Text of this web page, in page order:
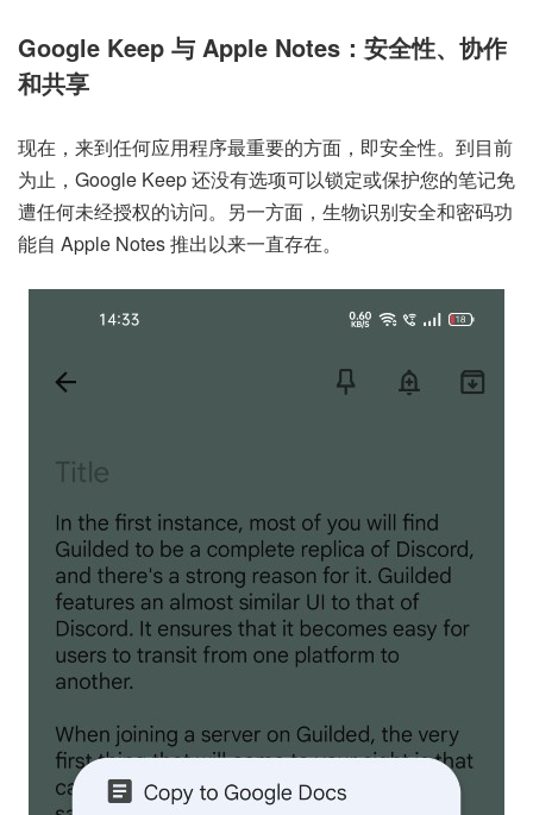
Google Keep 与 Apple Notes：安全性、协作
和共享
现在，来到任何应用程序最重要的方面，即安全性。到目前
为止，Google Keep 还没有选项可以锁定或保护您的笔记免
遭任何未经授权的访问。另一方面，生物识别安全和密码功
能自 Apple Notes 推出以来一直存在。